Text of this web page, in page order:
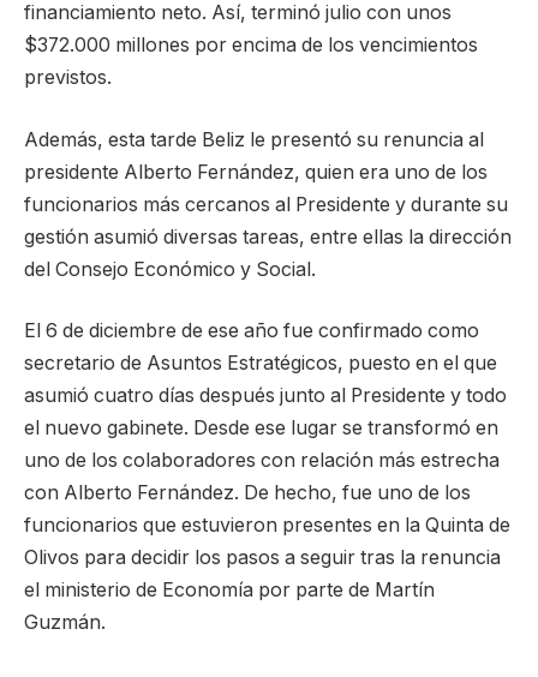
financiamiento neto. Así, terminó julio con unos
$372.000 millones por encima de los vencimientos
previstos.
Además, esta tarde Beliz le presentó su renuncia al
presidente Alberto Fernández, quien era uno de los
funcionarios más cercanos al Presidente y durante su
gestión asumió diversas tareas, entre ellas la dirección
del Consejo Económico y Social.
El 6 de diciembre de ese año fue confirmado como
secretario de Asuntos Estratégicos, puesto en el que
asumió cuatro días después junto al Presidente y todo
el nuevo gabinete. Desde ese lugar se transformó en
uno de los colaboradores con relación más estrecha
con Alberto Fernández. De hecho, fue uno de los
funcionarios que estuvieron presentes en la Quinta de
Olivos para decidir los pasos a seguir tras la renuncia
el ministerio de Economía por parte de Martín
Guzmán.